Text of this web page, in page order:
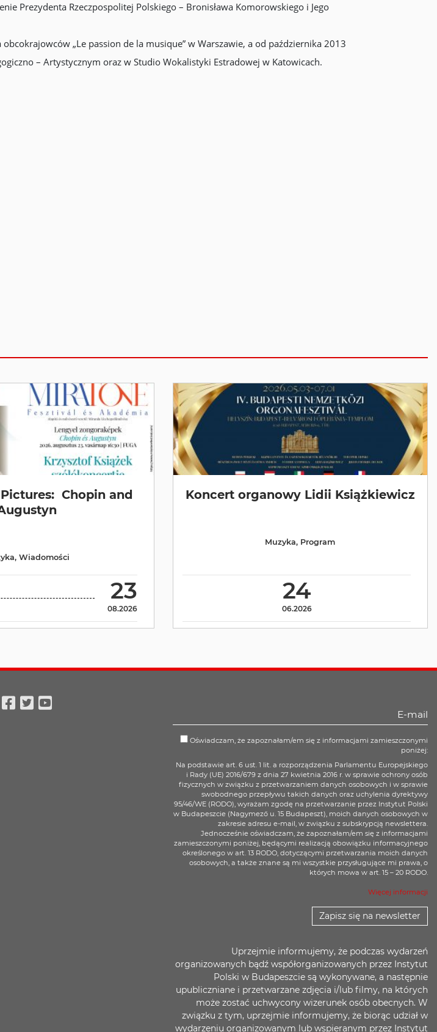
Prezydenta Rzeczpospolitej Polskiego – Bronisława Komorowskiego i Jego
„Le passion de la musique” w Warszawie, a od października 2013
– Artystycznym oraz w Studio Wokalistyki Estradowej w Katowicach.
Chopin and
23
08.2026
,Wiadomości
Koncert organowy Lidii Książkiewicz
24
06.2026
Muzyka, Program
Oświadczam, że zapoznałam/em się z informacjami zamieszczonymi
poniżej:
Na podstawie art. 6 ust. 1 lit. a rozporządzenia Parlamentu Europejskiego
i Rady (UE) 2016/679 z dnia 27 kwietnia 2016 r. w sprawie ochrony osób
fizycznych w związku z przetwarzaniem danych osobowych i w sprawie
swobodnego przepływu takich danych oraz uchylenia dyrektywy
95/46/WE (RODO), wyrażam zgodę na przetwarzanie przez Instytut Polski
w Budapeszcie (Nagymező u. 15 Budapeszt), moich danych osobowych w
zakresie adresu e-mail, w związku z subskrypcją newslettera.
Jednocześnie oświadczam, że zapoznałam/em się z informacjami
zamieszczonymi poniżej, będącymi realizacją obowiązku informacyjnego
określonego w art. 13 RODO, dotyczącymi przetwarzania moich danych
osobowych, a także znane są mi wszystkie przysługujące mi prawa, o
których mowa w art. 15 – 20 RODO.
Więcej informacji
Zapisz się na newsletter
Uprzejmie informujemy, że podczas wydarzeń
organizowanych bądź współorganizowanych przez Instytut
Polski w Budapeszcie są wykonywane, a następnie
upubliczniane i przetwarzane zdjęcia i/lub filmy, na których
może zostać uchwycony wizerunek osób obecnych. W
związku z tym, uprzejmie informujemy, że biorąc udział w
wydarzeniu organizowanym lub wspieranym przez Instytut